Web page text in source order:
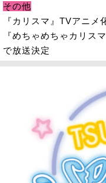
その他
『カリスマ』TVアニ
『めちゃめちゃカリス
で放送決定